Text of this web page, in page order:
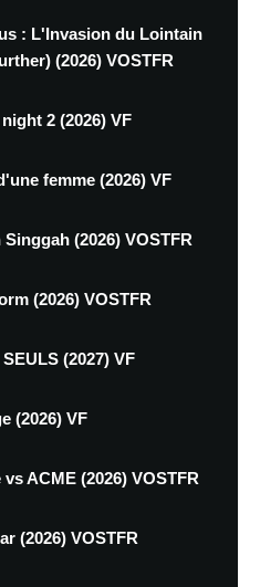
: L'Invasion du Lointain
(2026) VOSTFR
2 (2026) VF
femme (2026) VF
(2026) VOSTFR
(2026) VOSTFR
(2027) VF
(2026) VF
ACME (2026) VOSTFR
(2026) VOSTFR